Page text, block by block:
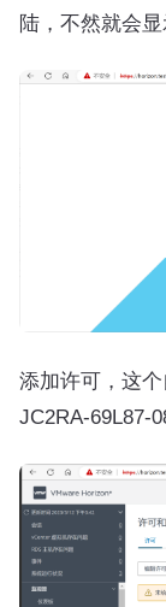
陆，不然就会显
添加许可，这
JC2RA-69L87-